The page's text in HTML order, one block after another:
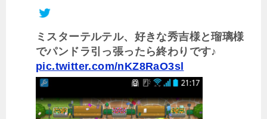
ミスターテルテル、好きな秀吉様と瑠璃様
でパンドラ引っ張ったら終わりです♪
pic.twitter.com/nKZ8RaO3sl